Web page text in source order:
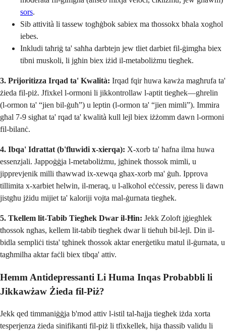
sors.
Sib attività li tassew togħġbok sabiex ma tħossokx bħala xogħol
iebes.
Inkludi taħriġ ta' saħħa darbtejn jew tliet darbiet fil-ġimgħa biex
tibni muskoli, li jgħin biex iżid il-metaboliżmu tiegħek.
3. Prijoritizza Irqad ta' Kwalità: Irqad fqir huwa kawża magħrufa ta'
żieda fil-piż. Jfixkel l-ormoni li jikkontrollaw l-aptit tiegħek—ghrelin
(l-ormon ta' “jien bil-ġuħ”) u leptin (l-ormon ta' “jien mimli”). Immira
għal 7-9 sigħat ta' rqad ta' kwalità kull lejl biex iżżomm dawn l-ormoni
fil-bilanċ.
4. Ibqa' Idrattat (b'fluwidi x-xierqa): X-xorb ta' ħafna ilma huwa
essenzjali. Jappoġġja l-metaboliżmu, jgħinek tħossok mimli, u
jipprevjenik milli tħawwad ix-xewqa għax-xorb ma' ġuħ. Ipprova
tillimita x-xarbiet ħelwin, il-meraq, u l-alkoħol eċċessiv, peress li dawn
jistgħu jżidu mijiet ta' kaloriji vojta mal-ġurnata tiegħek.
5. Tkellem lit-Tabib Tiegħek Dwar il-Ħin: Jekk Zoloft jġiegħlek
tħossok ngħas, kellem lit-tabib tiegħek dwar li tieħuh bil-lejl. Din il-
bidla sempliċi tista' tgħinek tħossok aktar enerġetiku matul il-ġurnata, u
tagħmilha aktar faċli biex tibqa' attiv.
Hemm Antidepressanti Li Huma Inqas Probabbli li
Jikkawżaw Żieda fil-Piż?
Jekk qed timmaniġġja b'mod attiv l-istil tal-ħajja tiegħek iżda xorta
tesperjenza żieda sinifikanti fil-piż li tfixkellek, hija tħassib validu li